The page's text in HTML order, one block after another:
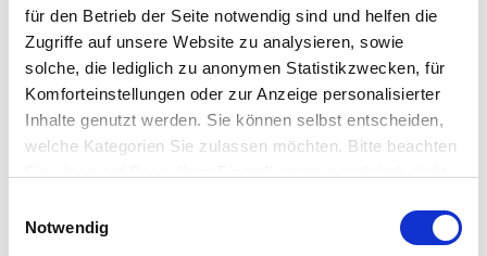
für den Betrieb der Seite notwendig sind und helfen die
Zugriffe auf unsere Website zu analysieren, sowie
solche, die lediglich zu anonymen Statistikzwecken, für
Komforteinstellungen oder zur Anzeige personalisierter
Inhalte genutzt werden. Sie können selbst entscheiden,
welche Kategorien Sie zulassen möchten. Bitte beachten
stehen. Sie geben Einwilligung zu unseren Cookies,
wenn Sie unsere Webseite weiterhin nutzen. Weitere
Notwendig
arsunikum steht fürdie Kunst der
Einzigartigkeit, für Design-Ideen mit
Persönlichkeit. Denn erst dieIndividualität
eines Unikatsmacht das Design einzigartig.
Leidenschaft seit 1997. Die Kollektion der